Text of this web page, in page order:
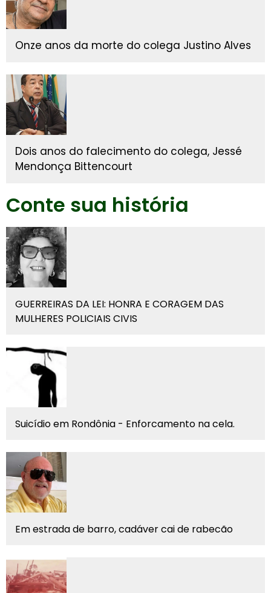
Onze anos da morte do colega Justino Alves
Dois anos do falecimento do colega, Jessé
Mendonça Bittencourt
Conte sua história
GUERREIRAS DA LEI: HONRA E CORAGEM DAS
MULHERES POLICIAIS CIVIS
Suicídio em Rondônia - Enforcamento na cela.
Em estrada de barro, cadáver cai de rabecão